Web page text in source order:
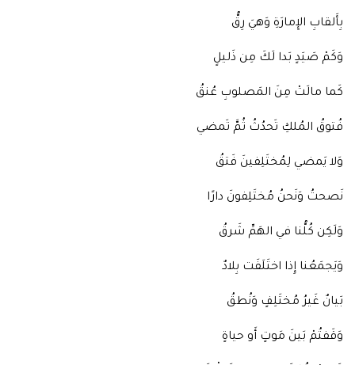
بِأَلقابِ الإِمارَةِ وَهيَ رِقُّ
وَكَمْ صَيَدٍ بَدا لَكَ مِن ذَليلٍ
كَما مالَتْ مِنَ المَصلوبِ عُنقُ
فُتوقُ المُلكِ تَحدُثُ ثُمَّ تَمضي
وَلا يَمضي لِمُختَلِفينَ فَتقُ
نَصحتُ وَنَحنُ مُختَلِفونَ دارًا
وَلَكِن كُلُّنا في الهَمِّ شَرقُ
وَيَجمَعُنا إِذا اختَلَفَت بِلادٌ
بَيانٌ غَيرُ مُختَلِفٍ وَنُطقُ
وَقَفتُمْ بَينَ مَوتٍ أَو حياةٍ